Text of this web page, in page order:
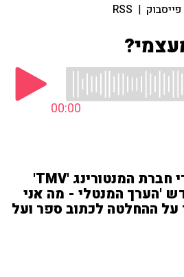
פייסבוק |
RSS
00:00
גדעון תמר, ממייסדי חברת המנטורינג 'TMV'
'הערך המנטלי - מה אני
על ההחלטה לכתוב ספר ועל